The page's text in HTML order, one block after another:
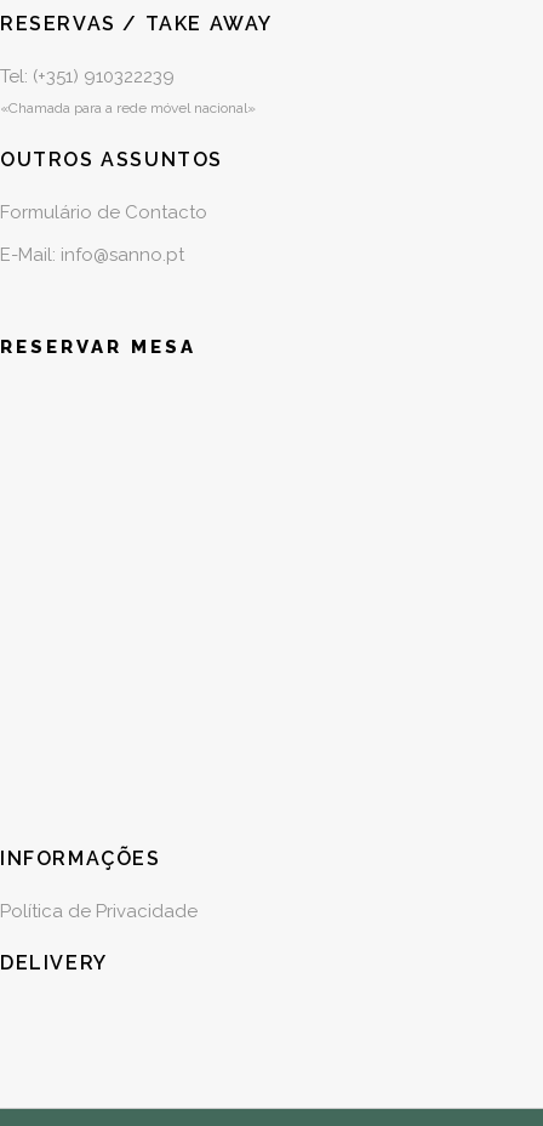
RESERVAS / TAKE AWAY
Tel: (+351) 910322239
«Chamada para a rede móvel nacional»
OUTROS ASSUNTOS
Formulário de Contacto
E-Mail: info@sanno.pt
RESERVAR MESA
INFORMAÇÕES
Política de Privacidade
DELIVERY